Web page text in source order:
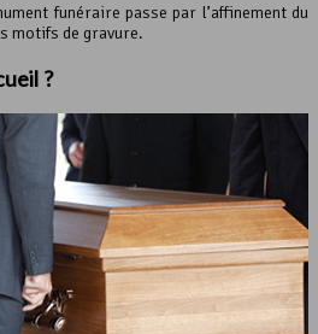
funéraire passe par l’affinement du
motifs de gravure.
?